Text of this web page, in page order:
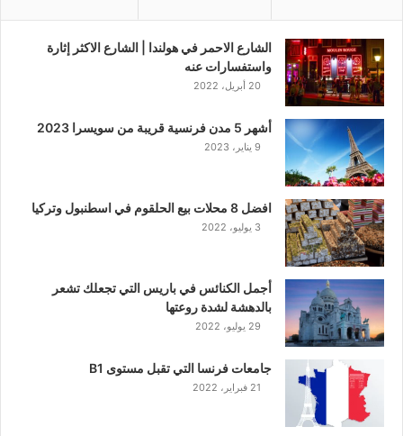
الشارع الاحمر في هولندا | الشارع الاكثر إثارة
واستفسارات عنه
20 أبريل، 2022
أشهر 5 مدن فرنسية قريبة من سويسرا 2023
9 يناير، 2023
افضل 8 محلات بيع الحلقوم في اسطنبول وتركيا
3 يوليو، 2022
أجمل الكنائس في باريس التي تجعلك تشعر
بالدهشة لشدة روعتها
29 يوليو، 2022
جامعات فرنسا التي تقبل مستوى B1
21 فبراير، 2022